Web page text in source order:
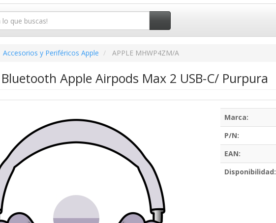
Accesorios y Periféricos Apple APPLE MHWP4ZM/A
Apple Airpods Max 2 USB-C/ Purpura
Marca:
P/N:
EAN:
Disponibilidad: